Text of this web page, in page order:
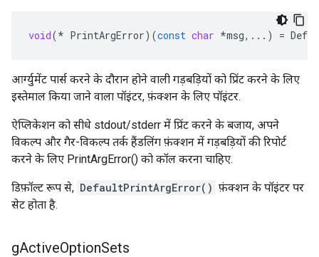
void(* PrintArgError)(const char *msg, ... ) =
आर्ग्युमेंट पार्स करने के दौरान होने वाली गड़बड़ियों को प्रिंट करने के लिए
इस्तेमाल किया जाने वाला पॉइंटर, फ़ंक्शन के लिए पॉइंटर.
ऐप्लिकेशन को सीधे stdout/stderr में प्रिंट करने के बजाय, अपने
विकल्प और गैर-विकल्प तर्क हैंडलिंग फ़ंक्शन में गड़बड़ियों की रिपोर्ट
करने के लिए PrintArgError() को कॉल करना चाहिए.
डिफ़ॉल्ट रूप से, DefaultPrintArgError() फ़ंक्शन के पॉइंटर पर
सेट होता है.
gActiveOptionSets